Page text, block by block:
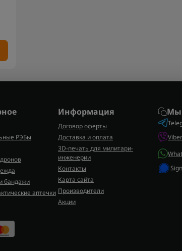
РЭБы
бандажи
аптечки
Информация
Договор оферты
Доставка и оплата
3D-печать для милитари-
инженерии
Контакты
Карта сайта
Производители
Акции
Мы
Viber